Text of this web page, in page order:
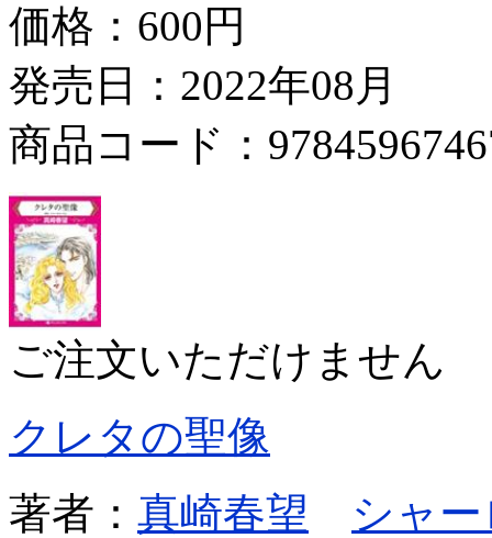
価格： 600円
発売日：2022年08月
商品コード：
ご注文いただけません
クレタの聖像
著者： 真崎春望
シャ